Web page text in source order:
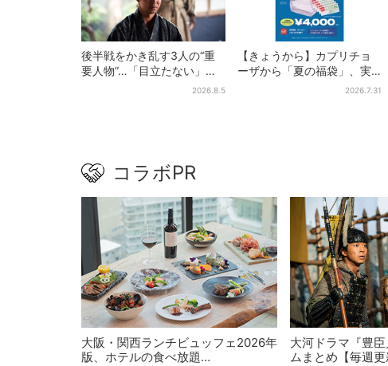
後半戦をかき乱す3人の“重
要人物”…「目立たない」主
人公・仲野太賀も、モブキ
2026.8.5
【きょうから】カプリチョ
ーザから「夏の福袋」、実
質無料…？値段以上の食事券
2026.7.31
コラボPR
大阪・関西ランチビュッフェ2026年
版、ホテルの食べ放題…
大河ドラマ『豊
ムまとめ【毎週更